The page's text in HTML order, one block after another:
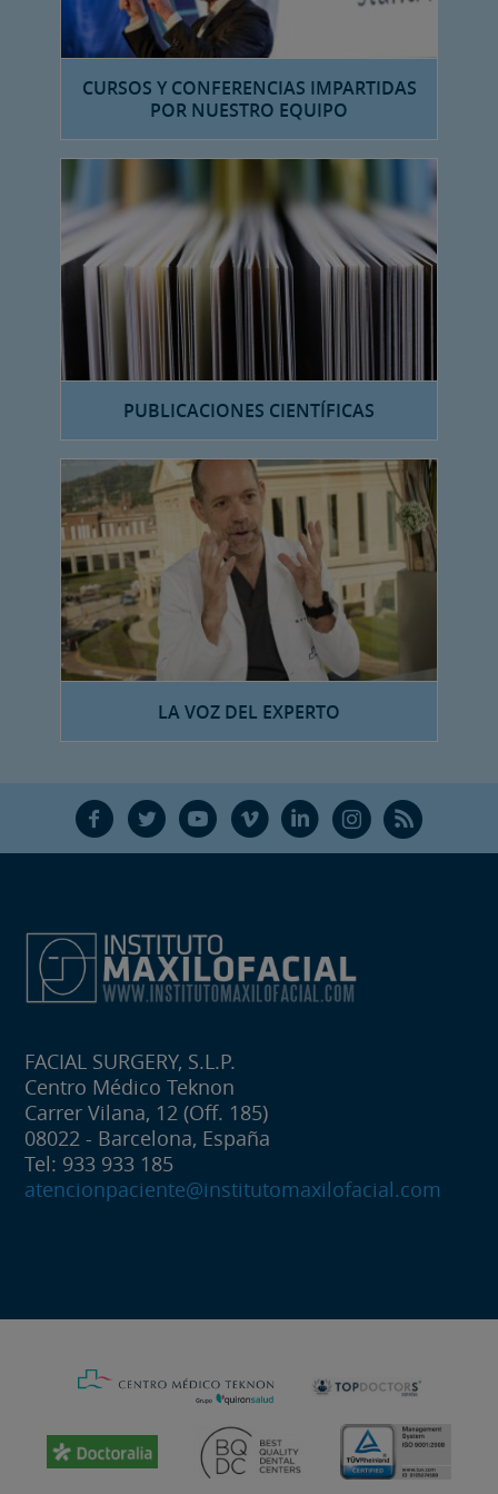
CURSOS Y CONFERENCIAS IMPARTIDAS
POR NUESTRO EQUIPO
PUBLICACIONES CIENTÍFICAS
LA VOZ DEL EXPERTO
F T Y V L Ñ R
FACIAL SURGERY, S.L.P.
Centro Médico Teknon
Carrer Vilana, 12 (Off. 185)
08022 - Barcelona, España
Tel: 933 933 185
atencionpaciente@institutomaxilofacial.com